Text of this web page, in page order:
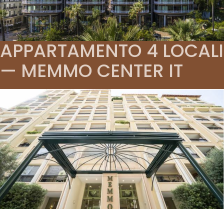
APPARTAMENTO 4 LOCALI
— MEMMO CENTER IT